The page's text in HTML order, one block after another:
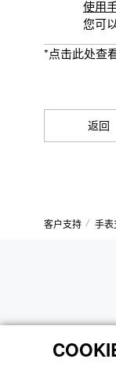
使用
您可
*点击此处查
返回
客户支持 手表